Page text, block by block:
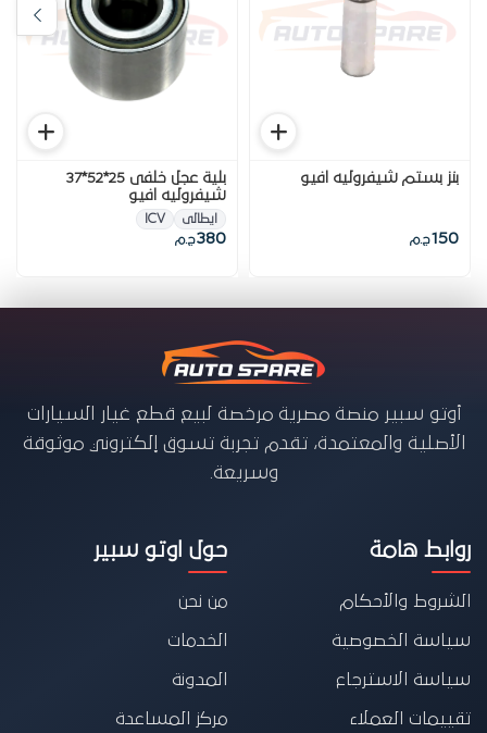
بنز بستم شيفروليه افيو
150ج.م
بلية عجل خلفى 25*52*37
شيفروليه افيو
ايطالى ICV
380ج.م
أوتو سبير منصة مصرية مرخصة لبيع قطع غيار السيارات
الأصلية والمعتمدة، تقدم تجربة تسوق إلكتروني موثوقة
وسريعة.
روابط هامة
الشروط والأحكام
سياسة الخصوصية
سياسة الاسترجاع
تقييمات العملاء
حول اوتو سبير
من نحن
الخدمات
المدونة
مركز المساعدة